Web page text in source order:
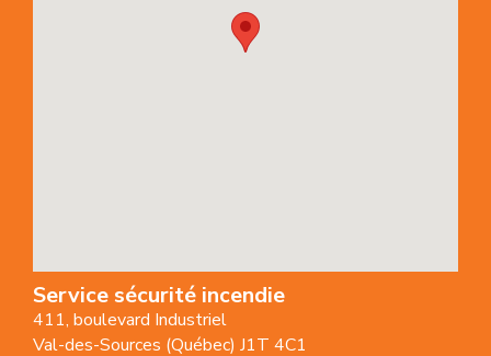
Service sécurité incendie
411, boulevard Industriel
Val-des-Sources (Québec) J1T 4C1